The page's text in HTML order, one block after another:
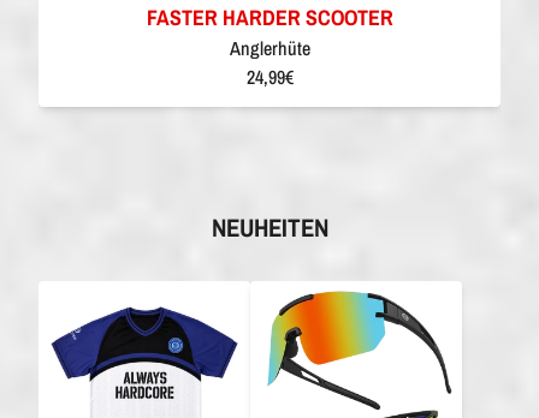
FASTER HARDER SCOOTER
Anglerhüte
24,99€
NEUHEITEN